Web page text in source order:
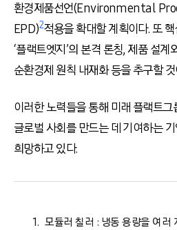
환경제품선언(Environmental
EPD)2적용을 확대할 계획이다. 또
‘플랙트엣지’의 본격 론칭, 제품 설계
순환경제 원칙 내재화 등을 추구할 것
이러한 노력들을 통해 미래 플랙트
글로벌 사회를 만드는 데 기여하는
희망하고 있다.
모듈러 칠러 : 냉동 용량을 여러